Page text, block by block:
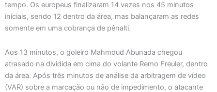
tempo. Os europeus finalizaram 14 vezes nos 45 minutos
iniciais, sendo 12 dentro da área, mas balançaram as redes
somente em uma cobrança de pênalti.
Aos 13 minutos, o goleiro Mahmoud Abunada chegou
atrasado na dividida em cima do volante Remo Freuler, dentro
da área. Após três minutos de análise da arbitragem de vídeo
(VAR) sobre a marcação ou não de impedimento, o atacante